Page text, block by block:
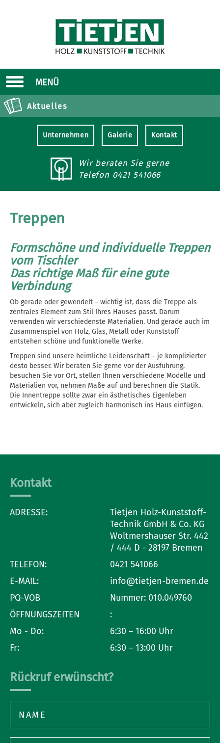
MENÜ
Aktuelles
Unternehmen Galerie Kontakt
Wir beraten Sie gerne
Telefon 0421 541066
Treppen
Formschöne und individuelle Treppen
vom Tischler
Das richtige Maß für eine gute
Verbindung
Ob gerade oder gewendelt – wichtig ist, dass die Treppe als
zentrales Element zum Stil Ihres Hauses passt. Darum
verwenden wir verschiedenste Materialien. Und gerade auch im
Zusammenspiel von Holz, Glas, Metall oder Kunststoff
entstehen schöne und funktionelle Werke.
Treppen sind unsere heimliche Leidenschaft – je komplizierter
desto besser. Wir beraten Sie gerne vor der Ausführung,
besuchen Sie vor Ort, stellen Ihnen verschiedene Modelle und
Materialien vor, nehmen Maße auf und berechnen die Statik.
Die Innentreppe sollte zwar ein ästhetisches Eigenleben
entwickeln, sich aber zugleich harmonisch ins Haus einfügen.
Kontakt
ADRESSE:
Tietjen Holz-Kunststoff-
Technik GmbH & Co. KG
Woltmershauser Str. 442
/ 444 D - 28197 Bremen
TELEFON:
0421 541066
E-MAIL:
info@tietjen-bremen.de
PQ-VOB
Nummer: 010.049760
ÖFFNUNGSZEITEN
:
Mo - Do:
6:30 – 16:00 Uhr
Fr:
6:30 – 13:00 Uhr
Rückruf erwünscht?